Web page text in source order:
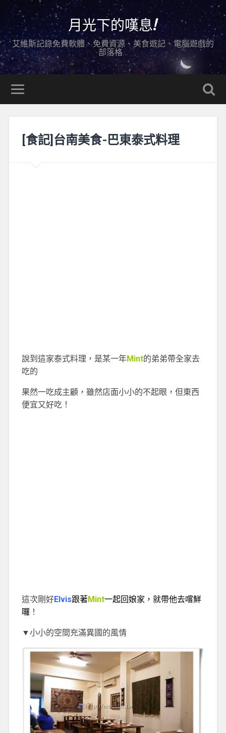
月光下的嘆息!
艾維斯記錄免費軟體、免費資源、美食遊記、電腦遊戲的
部落格…
[食記]台南美食-巴東泰式料理
說到這家泰式料理，是某一年Mint的弟弟帶全家去
吃的
果然一吃成主顧，雖然店面小小的不起眼，但東西
便宜又好吃！
這次剛好Elvis跟著Mint一起回娘家，就帶他去嚐鮮
囉！
▼小小的空間充滿異國的風情